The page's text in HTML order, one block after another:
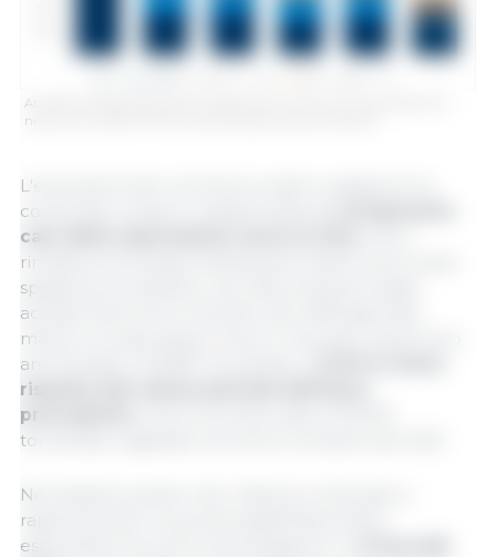
Andamento delle esportazioni spagnole di carne suina verso paesi terzi
nel primo trimestre. Fonte: 333 sulla base di dati di CEXGAN.
L'evoluzione del commercio estero spagnolo ha
continuato a essere caratterizzata dal
calo delle esportazioni verso la Cina
rimasta la principale destinazione della carne suina
spagnola nonostante una netta riduzione degli
acquisti. Nel primo trimestre del 2026 (gennaio-
marzo), le esportazioni verso il mercato cinese sono
ammontate a 119.687 tonnellate, il
rispetto allo stesso periodo dell'anno
precedente
tonnellate registrate nel primo trimestre del 2021.
Nonostante questo calo, l'Asia ha continuato a
rappresentare una quota significativa delle
esportazioni di carne suina spagnola. La